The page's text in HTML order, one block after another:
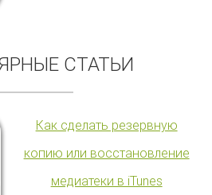
СТАТЬИ
Как сделать резервную
копию или восстановление
медиатеки в iTunes